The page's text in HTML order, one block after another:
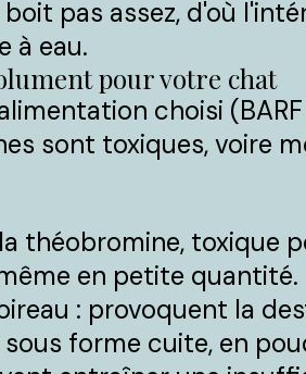
pas assez, d'où
à eau.
pour votre chat
choisi
sont toxiques, voire
théobromine, toxique
en petite quantité.
: provoquent la
forme cuite, en